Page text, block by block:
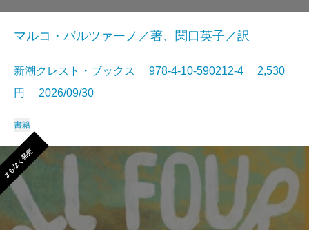
マルコ・バルツァーノ／著、関口英子／訳
新潮クレスト・ブックス 978-4-10-590212-4 2,530
円 2026/09/30
書籍
まもなく発売